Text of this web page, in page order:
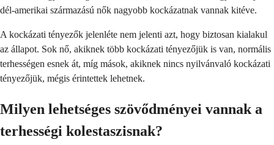
dél-amerikai származású nők nagyobb kockázatnak vannak kitéve.
A kockázati tényezők jelenléte nem jelenti azt, hogy biztosan kialakul
az állapot. Sok nő, akiknek több kockázati tényezőjük is van, normális
terhességen esnek át, míg mások, akiknek nincs nyilvánvaló kockázati
tényezőjük, mégis érintettek lehetnek.
Milyen lehetséges szövődményei vannak a
terhességi kolestaszisnak?